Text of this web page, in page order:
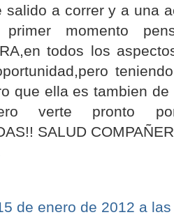
salido a correr y a una
momento
todos los
que ella es tambien
verte pronto
SALUD
de enero de 2012 a